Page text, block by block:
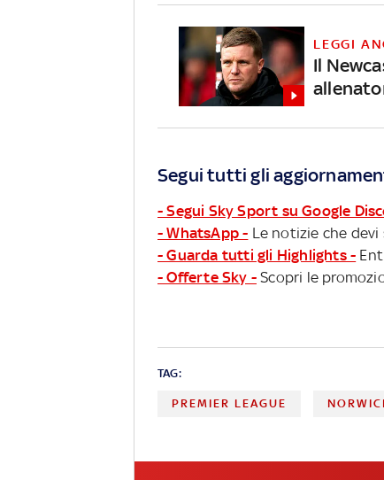
LEGGI
Il
Segui tutti gli
- Segui Sky Sport su Google
- WhatsApp - Le notizie che devi
- Guarda tutti gli Highlights -
- Offerte Sky - Scopri le
TAG:
PREMIER LEAGUE